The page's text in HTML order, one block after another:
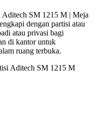
SM 1215 M | Meja
dengan partisi atau
atau privasi bagi
di kantor untuk
ruang terbuka.